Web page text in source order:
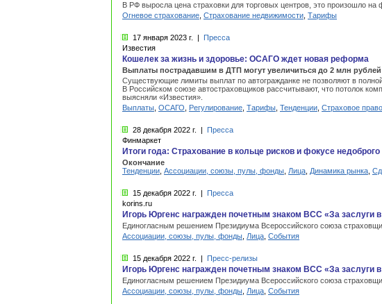
В РФ выросла цена страховки для торговых центров, это произошло
Огневое страхование Страхование недвижимости Тарифы
17 января 2023 г.
Пресса
Известия
Кошелек за жизнь и здоровье: ОСАГО ждет новая реформа
Выплаты пострадавшим в ДТП могут увеличиться до 2 млн рублей
Существующие лимиты выплат по автогражданке не позволяют в
В Российском союзе автостраховщиков рассчитывают, что потолок
выясняли «Известия».
Выплаты ОСАГО Регулирование Тарифы Тенденции Страховое право
28 декабря 2022 г.
Пресса
Финмаркет
Итоги года: Страхование в кольце рисков и фокусе
Окончание
Тенденции Ассоциации, союзы, пулы, фонды Лица Динамика рынка
15 декабря 2022 г.
Пресса
korins.ru
Игорь Юргенс награжден почетным знаком ВСС «За заслуги
Единогласным решением Президиума Всероссийского союза
Ассоциации, союзы, пулы, фонды Лица События
15 декабря 2022 г. Пресс-релизы
Игорь Юргенс награжден почетным знаком ВСС «За заслуги
Единогласным решением Президиума Всероссийского союза
Ассоциации, союзы, пулы, фонды Лица События